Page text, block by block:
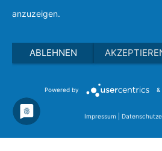
anzuzeigen.
ABLEHNEN
Powered by &
Impressum